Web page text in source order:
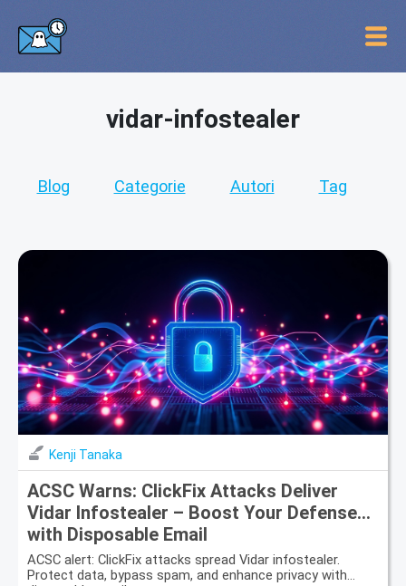
vidar-infostealer
Blog Categorie Autori Tag
Kenji Tanaka
ACSC Warns: ClickFix Attacks Deliver
Vidar Infostealer – Boost Your Defense
with Disposable Email
ACSC alert: ClickFix attacks spread Vidar infostealer.
Protect data, bypass spam, and enhance privacy with